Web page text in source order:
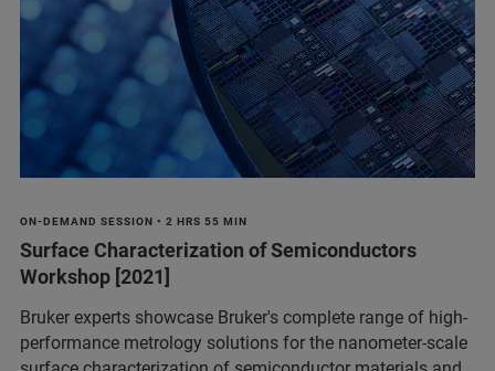
ON-DEMAND SESSION • 2 HRS 55 MIN
Surface Characterization of Semiconductors
Workshop [2021]
Bruker experts showcase Bruker's complete range of high-
performance metrology solutions for the nanometer-scale